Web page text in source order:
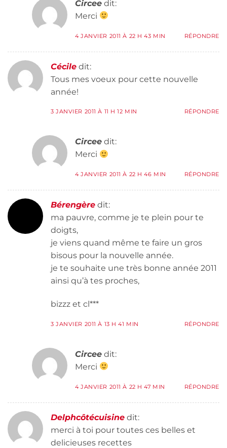
Circee dit:
Merci
4 JANVIER 2011 À 22 H 43 MIN RÉPONDRE
Cécile dit:
Tous mes voeux pour cette nouvelle
année!
3 JANVIER 2011 À 11 H 12 MIN RÉPONDRE
Circee dit:
Merci
4 JANVIER 2011 À 22 H 46 MIN RÉPONDRE
Bérengère dit:
ma pauvre, comme je te plein pour te
doigts,
je viens quand même te faire un gros
bisous pour la nouvelle année.
je te souhaite une très bonne année 2011
ainsi qu’à tes proches,
bizzz et cl***
3 JANVIER 2011 À 13 H 41 MIN RÉPONDRE
Circee dit:
Merci
4 JANVIER 2011 À 22 H 47 MIN RÉPONDRE
Delphcôtécuisine dit:
merci à toi pour toutes ces belles et
delicieuses recettes